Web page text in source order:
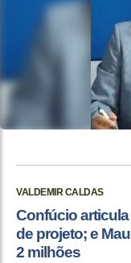
VALDEMIR CALDAS
Confúcio
de projeto; e
2 milhões